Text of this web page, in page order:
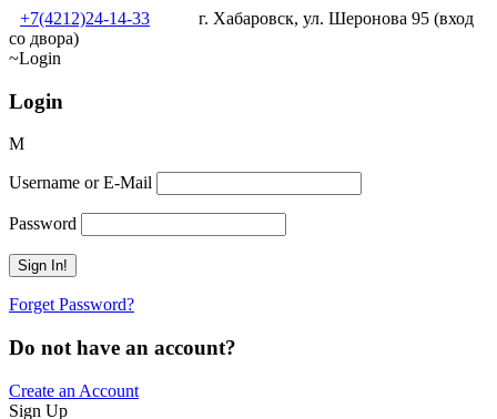
+7(4212)24-14-33
г. Хабаровск, ул. Шеронова 95 (вход
со двора)
Login
Login
Username or E-Mail
Password
Forget Password?
Do not have an account?
Create an Account
Sign Up